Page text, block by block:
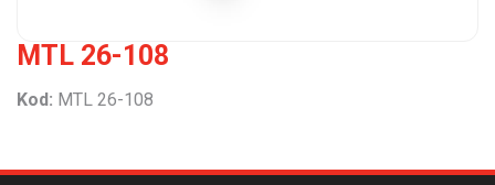
MTL 26-108
Kod: MTL 26-108